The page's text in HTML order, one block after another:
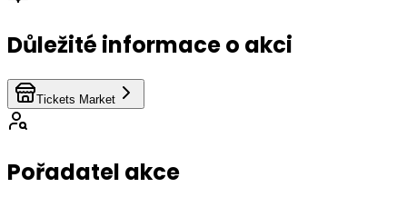
Důležité informace o akci
Tickets Market
Pořadatel akce